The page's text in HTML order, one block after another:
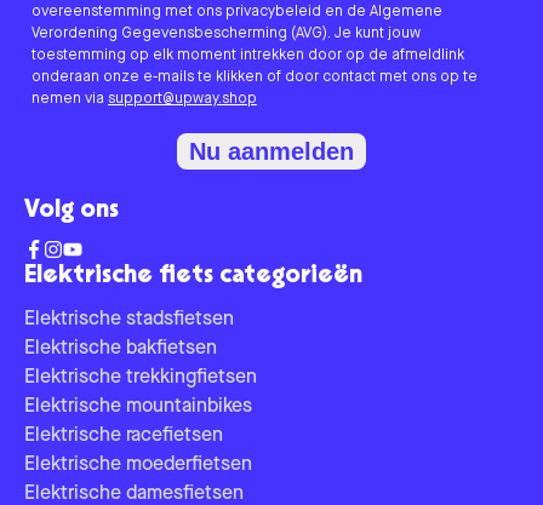
Elektrische fiets categorieën
Elektrische stadsfietsen
Elektrische bakfietsen
Elektrische trekkingfietsen
Elektrische mountainbikes
Elektrische racefietsen
Elektrische moederfietsen
Elektrische damesfietsen
overeenstemming met ons privacybeleid en de Algemene
Verordening Gegevensbescherming (AVG). Je kunt jouw
toestemming op elk moment intrekken door op de afmeldlink
onderaan onze e-mails te klikken of door contact met ons op te
nemen via support@upway.shop
Nu aanmelden
Volg ons